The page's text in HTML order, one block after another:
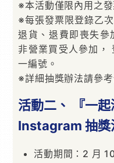
※本活動僅限內用之
※每張發票限登錄乙
退貨、退費即喪失參
非營業買受人參加，
一編號。
※詳細抽獎辦法請參
活動二、 『一起
Instagram 抽獎
活動期間：2 月